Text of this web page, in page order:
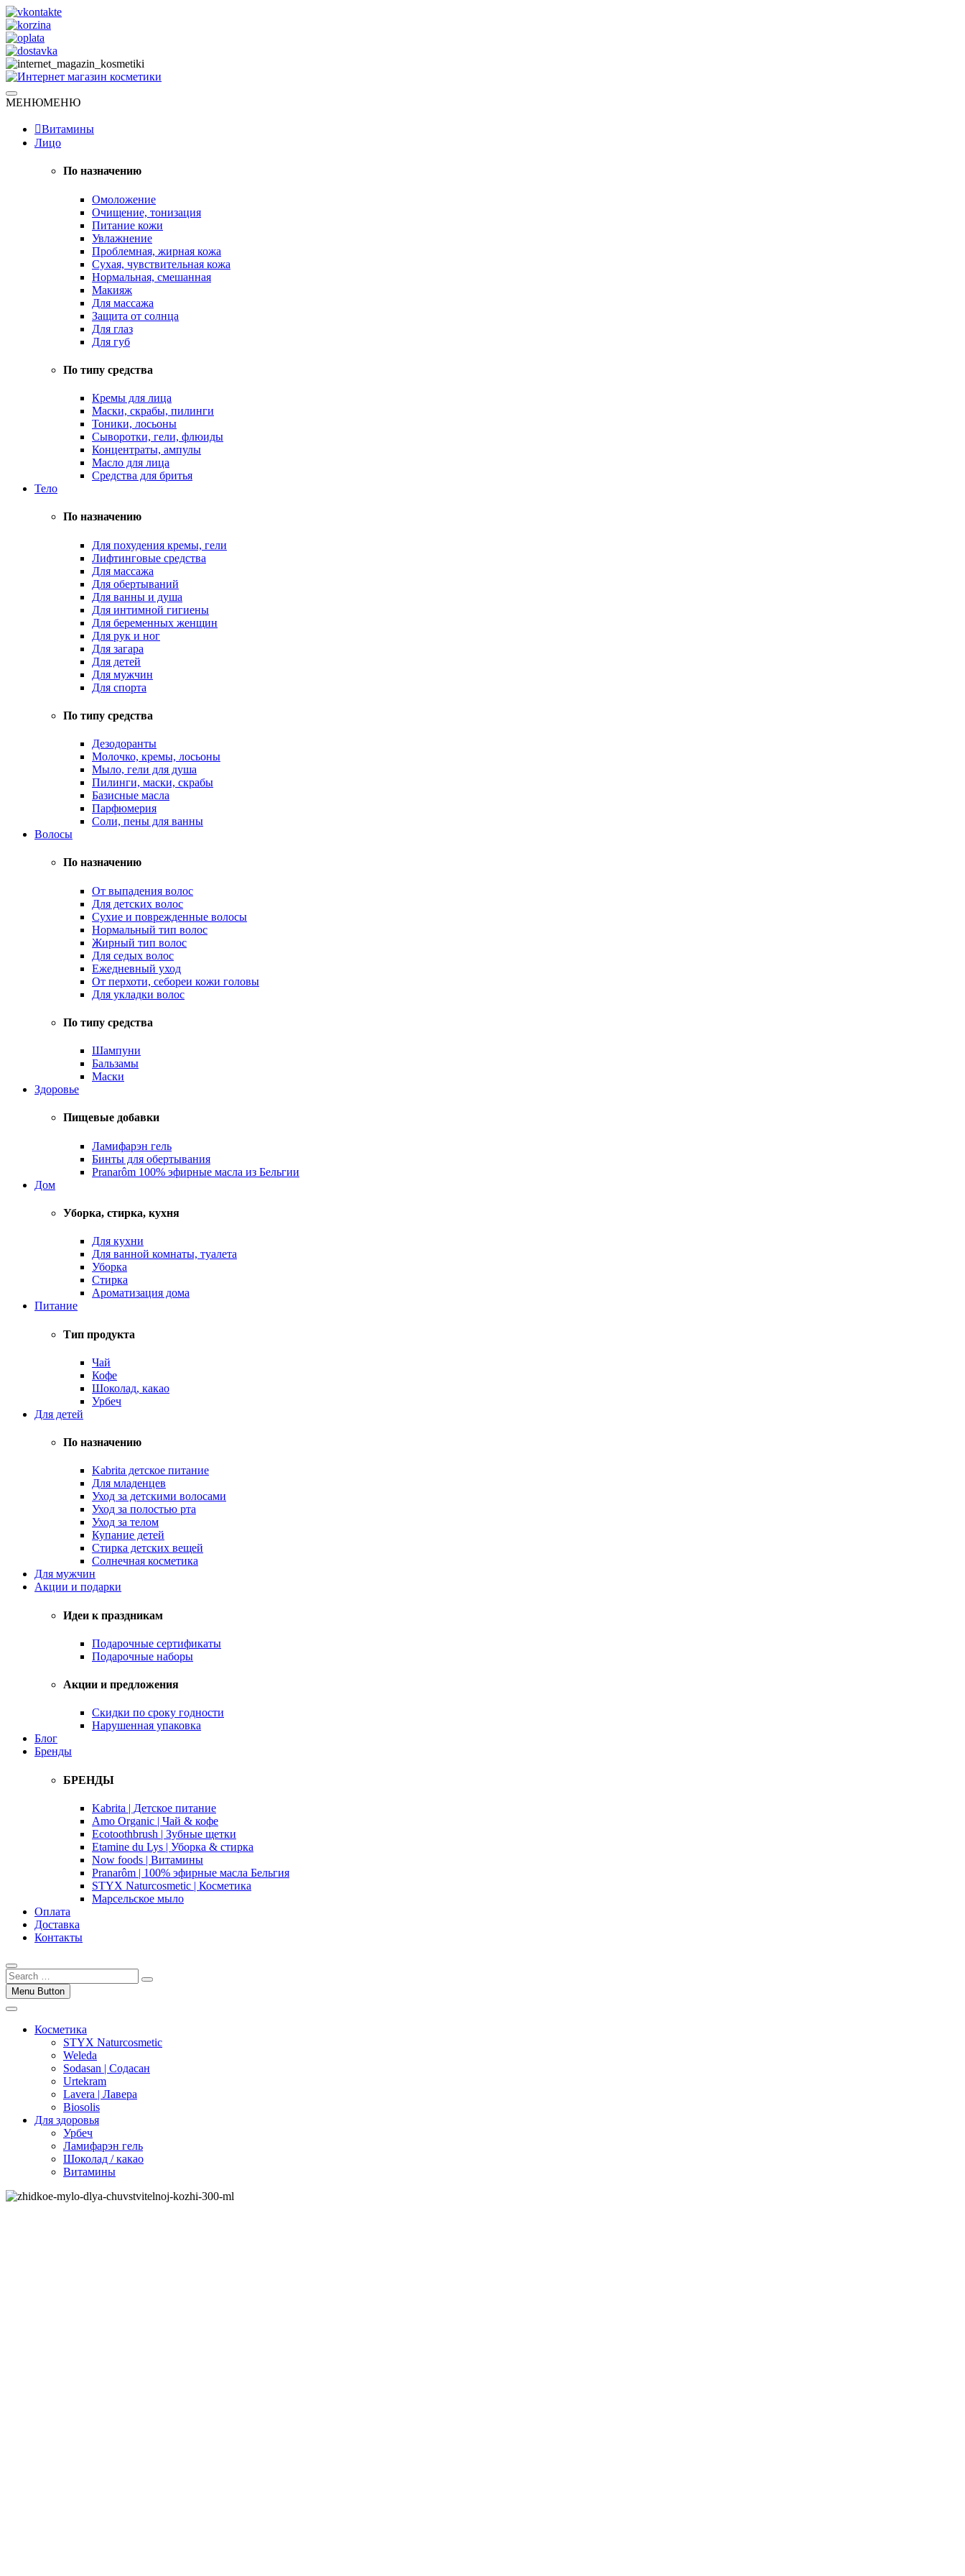
Skip
to
content
Интернет магазин косметики
Натуральная косметика
МЕНЮМЕНЮ
Витамины
Лицо
По назначению
Омоложение
Очищение, тонизация
Питание кожи
Увлажнение
Проблемная, жирная кожа
Сухая, чувствительная кожа
Нормальная, смешанная
Макияж
Для массажа
Защита от солнца
Для глаз
Для губ
По типу средства
Кремы для лица
Маски, скрабы, пилинги
Тоники, лосьоны
Сыворотки, гели, флюиды
Концентраты, ампулы
Масло для лица
Средства для бритья
Тело
По назначению
Для похудения кремы, гели
Лифтинговые средства
Для массажа
Для обертываний
Для ванны и душа
Для интимной гигиены
Для беременных женщин
Для рук и ног
Для загара
Для детей
Для мужчин
Для спорта
По типу средства
Дезодоранты
Молочко, кремы, лосьоны
Мыло, гели для душа
Пилинги, маски, скрабы
Базисные масла
Парфюмерия
Соли, пены для ванны
Волосы
По назначению
От выпадения волос
Для детских волос
Сухие и поврежденные волосы
Нормальный тип волос
Жирный тип волос
Для седых волос
Ежедневный уход
От перхоти, себореи кожи головы
Для укладки волос
По типу средства
Шампуни
Бальзамы
Маски
Здоровье
Пищевые добавки
Ламифарэн гель
Бинты для обертывания
Pranarôm 100% эфирные масла из Бельгии
Дом
Уборка, стирка, кухня
Для кухни
Для ванной комнаты, туалета
Уборка
Стирка
Ароматизация дома
Питание
Тип продукта
Чай
Кофе
Шоколад, какао
Урбеч
Для детей
По назначению
Kabrita детское питание
Для младенцев
Уход за детскими волосами
Уход за полостью рта
Уход за телом
Купание детей
Стирка детских вещей
Солнечная косметика
Для мужчин
Акции и подарки
Идеи к праздникам
Подарочные сертификаты
Подарочные наборы
Акции и предложения
Скидки по сроку годности
Нарушенная упаковка
Блог
Бренды
БРЕНДЫ
Kabrita | Детское питание
Amo Organic | Чай & кофе
Ecotoothbrush | Зубные щетки
Etamine du Lys | Уборка & стирка
Now foods | Витамины
Pranarôm | 100% эфирные масла Бельгия
STYX Naturcosmetic | Косметика
Марсельское мыло
Оплата
Доставка
Контакты
Menu Button
Косметика
STYX Naturcosmetic
Weleda
Sodasan | Содасан
Urtekram
Lavera | Лавера
Biosolis
Для здоровья
Урбеч
Ламифарэн гель
Шоколад / какао
Витамины